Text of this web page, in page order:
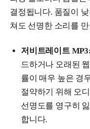
결정됩니다. 품질이
쳐도 선명한 소리를
저비트레이트 MP3:
드하거나 오래된
률이 매우 높은 경
절약하기 위해 오
선명도를 영구히
합니다.